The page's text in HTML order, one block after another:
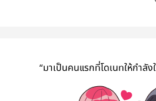
“มาเป็นคนแรกที่โดเนทให้กำลัง